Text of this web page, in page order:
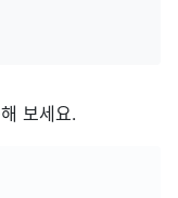
보세요.